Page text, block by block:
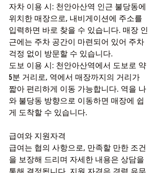
자차 이용 시: 천안아산역 인근 불당동에
위치한 매장으로, 내비게이션에 주소를
입력하면 바로 찾을 수 있습니다. 매장 인
근에는 주차 공간이 마련되어 있어 주차
걱정 없이 방문할 수 있습니다.
도보 이용 시: 천안아산역에서 도보로 약
5분 거리로, 역에서 매장까지의 거리가
짧아 편리하게 이동 가능합니다. 역을 나
와 불당동 방향으로 이동하면 매장에 쉽
게 도착할 수 있습니다.
급여와 지원자격
급여는 협의 사항으로, 만족할 만한 조건
을 보장해 드리며 자세한 내용은 상담을